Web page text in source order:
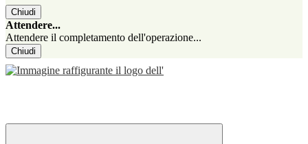
Chiudi
Attendere...
Attendere il completamento dell'operazione...
Chiudi